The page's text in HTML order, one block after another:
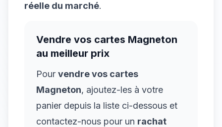
réelle du marché.
Vendre vos cartes Magneton
au meilleur prix
Pour vendre vos cartes
Magneton, ajoutez-les à votre
panier depuis la liste ci-dessous et
contactez-nous pour un rachat